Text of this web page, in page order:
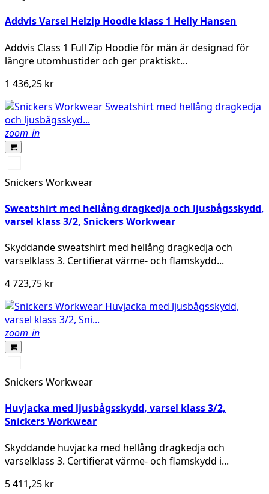
Addvis Varsel Helzip Hoodie klass 1 Helly Hansen
Addvis Class 1 Full Zip Hoodie för män är designad för
längre utomhustider och ger praktiskt...
1 436,25 kr
zoom_in
vis
yellow/Navy
Snickers Workwear
Sweatshirt med hellång dragkedja och ljusbågsskydd,
varsel klass 3/2, Snickers Workwear
Skyddande sweatshirt med hellång dragkedja och
varselklass 3. Certifierat värme- och flamskydd...
4 723,75 kr
zoom_in
vis
yellow/Navy
Snickers Workwear
Huvjacka med ljusbågsskydd, varsel klass 3/2,
Snickers Workwear
Skyddande huvjacka med hellång dragkedja och
varselklass 3. Certifierat värme- och flamskydd i...
5 411,25 kr